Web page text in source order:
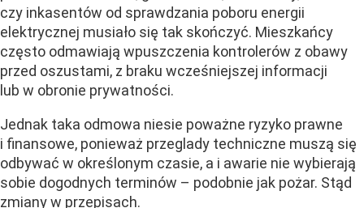
czy inkasentów od sprawdzania poboru energii
elektrycznej musiało się tak skończyć. Mieszkańcy
często odmawiają wpuszczenia kontrolerów z obawy
przed oszustami, z braku wcześniejszej informacji
lub w obronie prywatności.
Jednak taka odmowa niesie poważne ryzyko prawne
i finansowe, ponieważ przeglady techniczne muszą się
odbywać w określonym czasie, a i awarie nie wybierają
sobie dogodnych terminów – podobnie jak pożar. Stąd
zmiany w przepisach.